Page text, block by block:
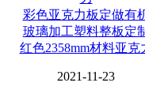
彩色亚克力板定做有
玻璃加工塑料整板定
红色2358mm材料亚克
2021-11-23